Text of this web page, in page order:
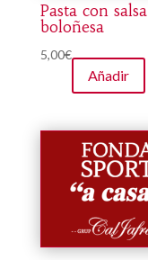
Pasta con salsa
boloñesa
5,00€
Añadir